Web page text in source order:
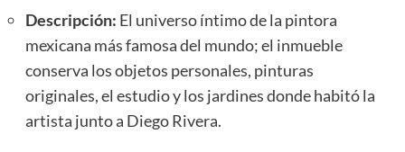
Descripción: El universo íntimo de la pintora
mexicana más famosa del mundo; el inmueble
conserva los objetos personales, pinturas
originales, el estudio y los jardines donde habitó la
artista junto a Diego Rivera.